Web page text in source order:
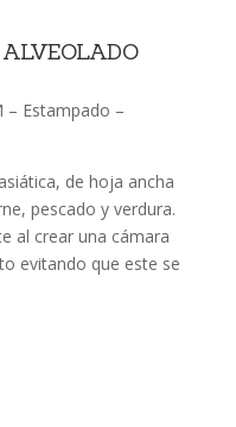
– Estampado –
de hoja ancha
pescado y verdura.
al crear una cámara
evitando que este se